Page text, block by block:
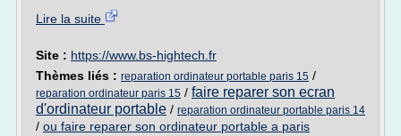
Lire la suite
Site : https://www.bs-hightech.fr
Thèmes liés : reparation ordinateur portable paris 15 /
reparation ordinateur paris 15 / faire reparer son ecran
d'ordinateur portable / reparation ordinateur portable paris 14
/ ou faire reparer son ordinateur portable a paris